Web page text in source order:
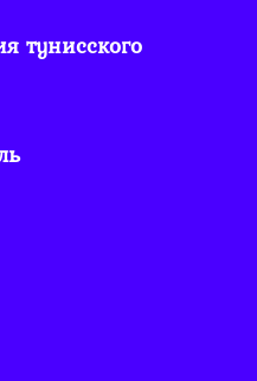
тунисского